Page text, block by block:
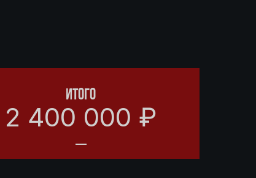
ИТОГО
2 400 000 ₽